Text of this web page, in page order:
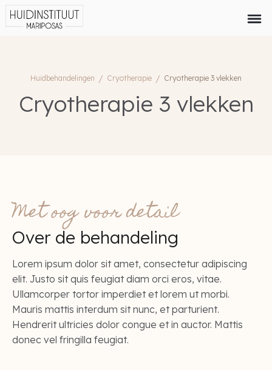
Huidbehandelingen / Cryotherapie / Cryotherapie 3 vlekken
Cryotherapie 3 vlekken
Met oog voor detail
Over de behandeling
Lorem ipsum dolor sit amet, consectetur adipiscing
elit. Justo sit quis feugiat diam orci eros, vitae.
Ullamcorper tortor imperdiet et lorem ut morbi.
Mauris mattis interdum sit nunc, et parturient.
Hendrerit ultricies dolor congue et in auctor. Mattis
donec vel fringilla feugiat.